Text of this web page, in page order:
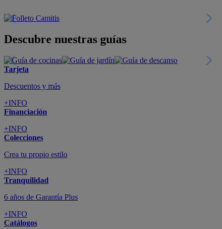
Descubre nuestras guías
Tarjeta
Descuentos y más
+INFO
Financiación
+INFO
Colecciones
Crea tu propio estilo
+INFO
Tranquilidad
6 años de Garantía Plus
+INFO
Catálogos